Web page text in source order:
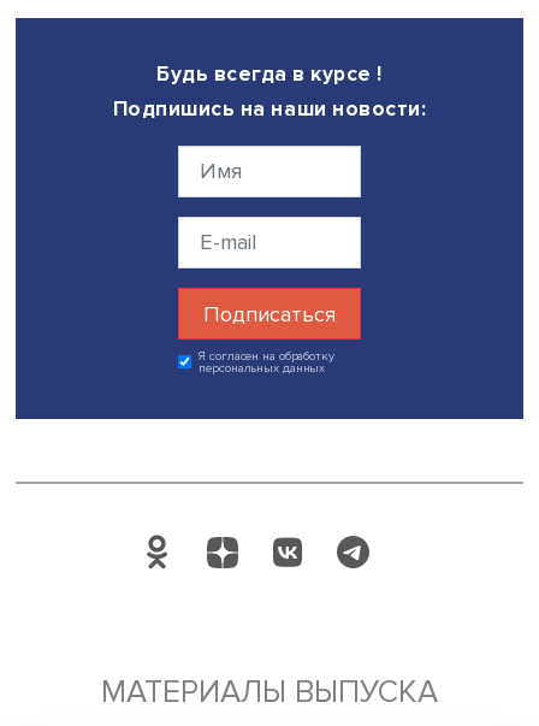
верифицировано.
Эта история для нас показательна — такие решения
транспонировать на многие другие сектора. Например,
морские перевозки, чтобы бороться с теневым флотом:
создать базу кораблей, которые перевозят нефть и
нефтепродукты, присвоить им хэш блокчейна и
заставить партнеров не принимать в портах.
— На ваш взгляд, построенная к настоящему
система глобальной торговли разрушается самим
Западом? Или ей ничего не грозит, просто в ней
мировой связанности уже не отменить.
существенно глобализировался, и каналов поставок
великое множество. За глобальной торговлей
истории такая крупная страна не подвергалась такому